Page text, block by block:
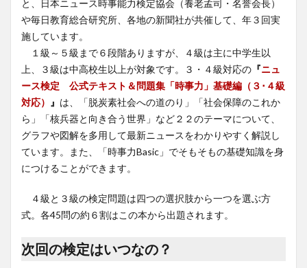
と、日本ニュース時事能力検定協会（養老孟司・名誉会長）
や毎日教育総合研究所、各地の新聞社が共催して、年３回実
施しています。
１級～５級まで６段階ありますが、４級は主に中学生以
上、３級は中高校生以上が対象です。３・４級対応の 『ニュ
ース検定 公式テキスト＆問題集「時事力」基礎編（３･４級
対応）
』 は、「脱炭素社会への道のり」「社会保障のこれか
ら」「核兵器と向き合う世界」など２２のテーマについて、
グラフや図解を多用して最新ニュースをわかりやすく解説し
ています。また、「時事力Basic」でそもそもの基礎知識を身
につけることができます。
４級と３級の検定問題は四つの選択肢から一つを選ぶ方
式。各45問の約６割はこの本から出題されます。
次回の検定はいつなの？